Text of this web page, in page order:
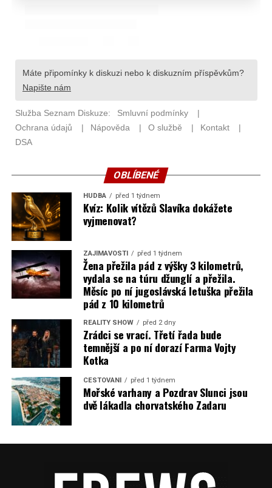
OBLÍBENÉ
HUDBA před 1 týdnem
Kvíz: Kolik vítězů Slavíka dokážete
vyjmenovat?
ZAJÍMAVOSTI před 1 týdnem
Žena přežila pád z výšky 3 kilometrů,
vydala se na túru džunglí a přežila.
Měsíc po ní jugoslávská letuška přežila
pád z 10 kilometrů
REALITY SHOW před 2 dny
Zrádci se vrací. Třetí řada bude
temnější a po ní dorazí Farma Vojty
Kotka
CESTOVÁNÍ před 1 týdnem
Mořské varhany a Pozdrav Slunci jsou
dvě lákadla chorvatského Zadaru